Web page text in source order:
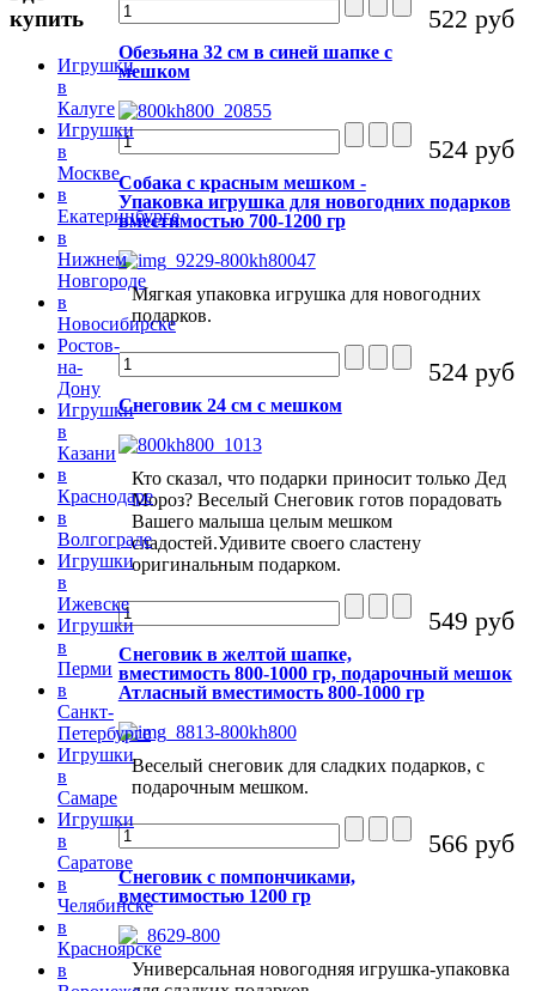
522 руб
Обезьяна 32 см в синей шапке с
мешком
524 руб
Собака с красным мешком -
Упаковка игрушка для новогодних подарков
вместимостью 700-1200 гр
Мягкая упаковка игрушка для новогодних
подарков.
524 руб
Снеговик 24 см с мешком
Кто сказал, что подарки приносит только Дед
Мороз? Веселый Снеговик готов порадовать
Вашего малыша целым мешком
сладостей.Удивите своего сластену
оригинальным подарком.
549 руб
Снеговик в желтой шапке,
вместимость 800-1000 гр, подарочный мешок
Атласный вместимость 800-1000 гр
Веселый снеговик для сладких подарков, с
подарочным мешком.
566 руб
Снеговик с помпончиками,
вместимостью 1200 гр
Универсальная новогодняя игрушка-упаковка
купить
Игрушки
в
Калуге
Игрушки
в
Москве
в
Екатеринбурге
в
Нижнем
Новгороде
в
Новосибирске
Ростов-
на-
Дону
Игрушки
в
Казани
в
Краснодаре
в
Волгограде
Игрушки
в
Ижевске
Игрушки
в
Перми
в
Санкт-
Петербурге
Игрушки
в
Самаре
Игрушки
в
Саратове
в
Челябинске
в
Красноярске
в